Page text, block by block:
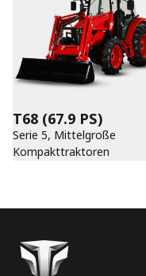
T68 (67.9 PS)
Serie 5, Mittelgroße
Kompakttraktoren